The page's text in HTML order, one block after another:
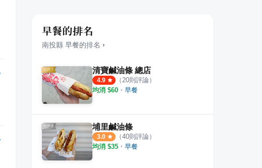
早餐的排名
南投縣 早餐的排名 ›
清寶鹹油條 總店
4.9 （ 20則評論）
均消 $60 ・ 早餐
埔里鹹油條
3.0 （40則評論）
均消 $35 ・ 早餐